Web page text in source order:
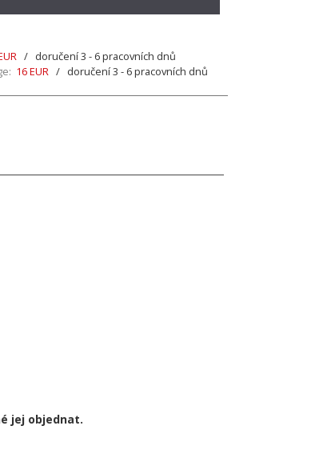
/ doručení 3 - 6 pracovních dnů
16 EUR / doručení 3 - 6 pracovních dnů
jej objednat.